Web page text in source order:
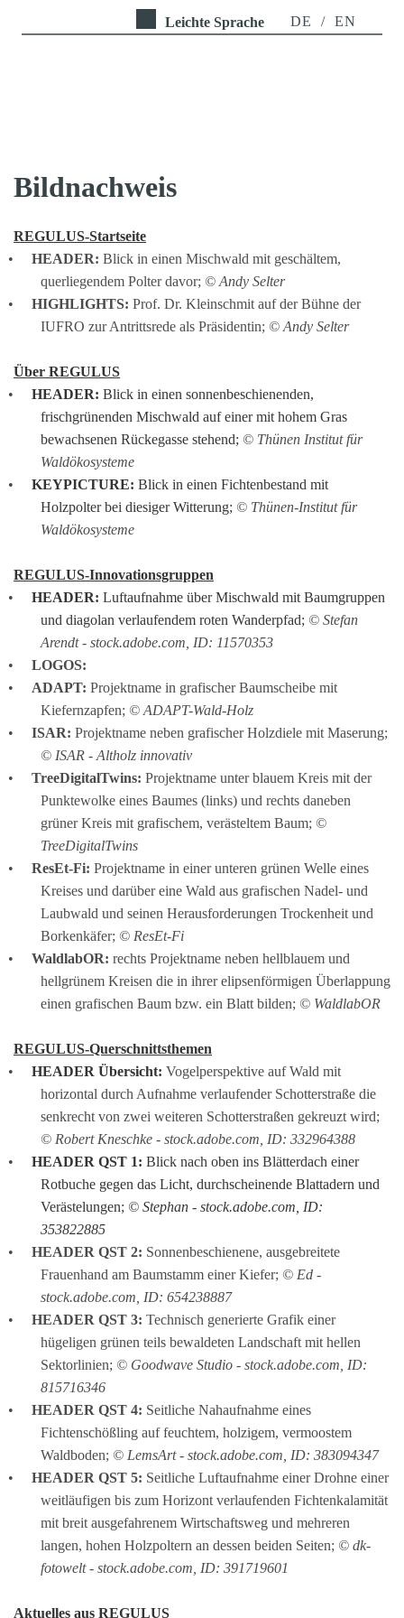
Leichte Sprache DE / EN
Bildnachweis
REGULUS-Startseite
HEADER: Blick in einen Mischwald mit geschältem,
querliegendem Polter davor; © Andy Selter
HIGHLIGHTS: Prof. Dr. Kleinschmit auf der Bühne der
IUFRO zur Antrittsrede als Präsidentin; © Andy Selter
Über REGULUS
HEADER: Blick in einen sonnenbeschienenden,
frischgrünenden Mischwald auf einer mit hohem Gras
bewachsenen Rückegasse stehend; © Thünen Institut für
Waldökosysteme
KEYPICTURE: Blick in einen Fichtenbestand mit
Holzpolter bei diesiger Witterung; © Thünen-Institut für
Waldökosysteme
REGULUS-Innovationsgruppen
HEADER: Luftaufnahme über Mischwald mit Baumgruppen
und diagolan verlaufendem roten Wanderpfad; © Stefan
Arendt - stock.adobe.com, ID: 11570353
LOGOS:
ADAPT: Projektname in grafischer Baumscheibe mit
Kiefernzapfen; © ADAPT-Wald-Holz
ISAR:
© ISAR - Altholz innovativ
TreeDigitalTwins: Projektname unter blauem Kreis mit der
Punktewolke eines Baumes (links) und rechts daneben
grüner Kreis mit grafischem, verästeltem Baum; ©
TreeDigitalTwins
ResEt-Fi: Projektname in einer unteren grünen Welle eines
Kreises und darüber eine Wald aus grafischen Nadel- und
Laubwald und seinen Herausforderungen Trockenheit und
Borkenkäfer; © ResEt-Fi
WaldlabOR: rechts Projektname neben hellblauem und
hellgrünem Kreisen die in ihrer elipsenförmigen Überlappung
einen grafischen Baum bzw. ein Blatt bilden; © WaldlabOR
REGULUS-Querschnittsthemen
HEADER Übersicht: Vogelperspektive auf Wald mit
horizontal durch Aufnahme verlaufender Schotterstraße die
© Robert Kneschke - stock.adobe.com, ID: 332964388
HEADER QST 1: Blick nach oben ins Blätterdach einer
Rotbuche gegen das Licht, durchscheinende Blattadern und
Verästelungen; © Stephan - stock.adobe.com, ID:
353822885
HEADER QST 2: Sonnenbeschienene, ausgebreitete
Frauenhand am Baumstamm einer Kiefer; © Ed -
stock.adobe.com, ID: 654238887
HEADER QST 3: Technisch generierte Grafik einer
hügeligen grünen teils bewaldeten Landschaft mit hellen
Sektorlinien; © Goodwave Studio - stock.adobe.com, ID:
815716346
HEADER QST 4: Seitliche Nahaufnahme eines
Fichtenschößling auf feuchtem, holzigem, vermoostem
Waldboden; © LemsArt - stock.adobe.com, ID: 383094347
HEADER QST 5: Seitliche Luftaufnahme einer Drohne einer
weitläufigen bis zum Horizont verlaufenden Fichtenkalamität
mit breit ausgefahrenem Wirtschaftsweg und mehreren
langen, hohen Holzpoltern an dessen beiden Seiten; © dk-
fotowelt - stock.adobe.com, ID: 391719601
Aktuelles aus REGULUS